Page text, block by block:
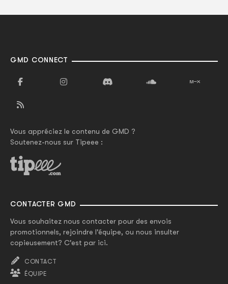
GMD CONNECT
Vous appréciez le contenu de GMD ?
Soutenez-nous sur Tipeee :
CONTACTER GMD
Vous souhaitez nous contacter pour des envois
promotionnels, rejoindre l'équipe, ou nous insulter
copieusement? C'est par ici.
CONTACT
ÉQUIPE